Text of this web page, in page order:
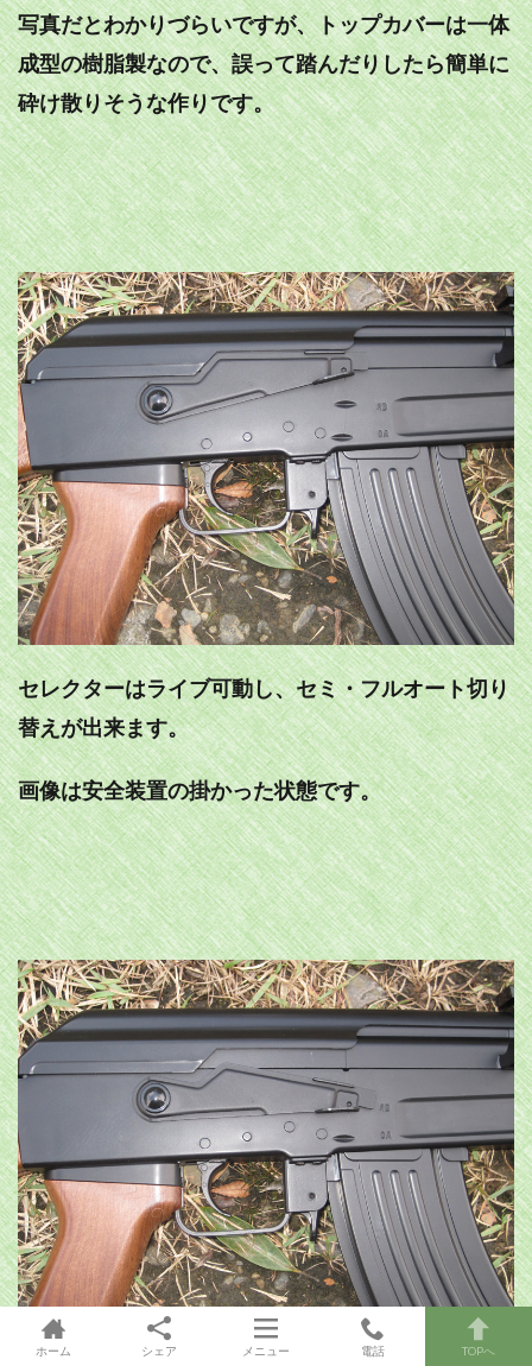
写真だとわかりづらいですが、トップカバーは一体
成型の樹脂製なので、誤って踏んだりしたら簡単に
砕け散りそうな作りです。
セレクターはライブ可動し、セミ・フルオート切り
替えが出来ます。
画像は安全装置の掛かった状態です。
ホーム シェア メニュー 電話 TOPへ